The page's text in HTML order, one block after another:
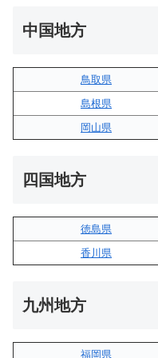
中国地方
鳥取県
島根県
岡山県
四国地方
徳島県
香川県
九州地方
福岡県